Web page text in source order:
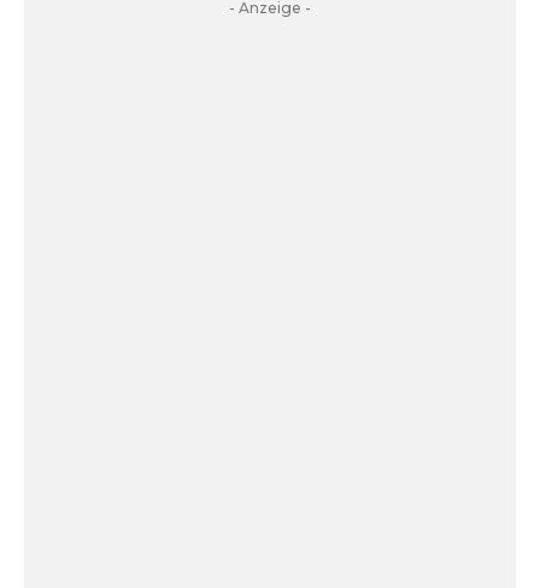
- Anzeige -